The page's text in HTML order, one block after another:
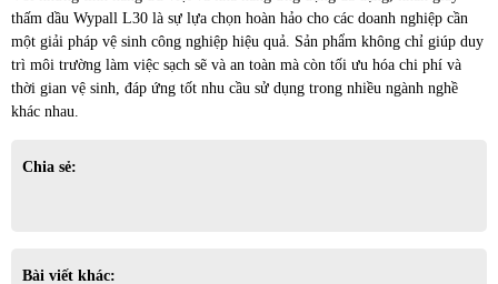
thấm dầu Wypall L30 là sự lựa chọn hoàn hảo cho các doanh nghiệp cần
một giải pháp vệ sinh công nghiệp hiệu quả. Sản phẩm không chỉ giúp duy
trì môi trường làm việc sạch sẽ và an toàn mà còn tối ưu hóa chi phí và
thời gian vệ sinh, đáp ứng tốt nhu cầu sử dụng trong nhiều ngành nghề
khác nhau.
Chia sẻ:
Bài viết khác: